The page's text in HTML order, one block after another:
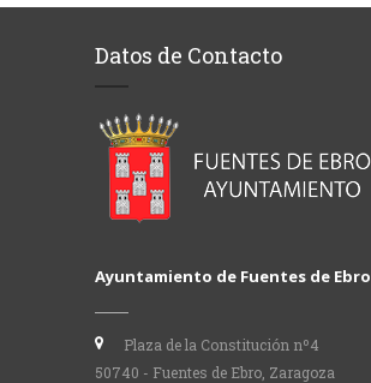
Datos de Contacto
Ayuntamiento de Fuentes de Ebro
Plaza de la Constitución nº4
50740 - Fuentes de Ebro, Zaragoza